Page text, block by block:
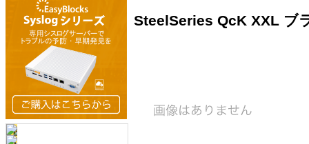
SteelSeries QcK XXL ブ